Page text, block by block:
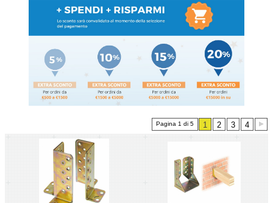
Pagina 1 di 5 1 2 3 4